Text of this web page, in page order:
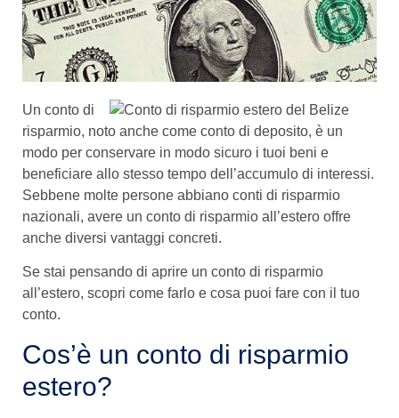
Un conto di
risparmio, noto anche come conto di deposito, è un
modo per conservare in modo sicuro i tuoi beni e
beneficiare allo stesso tempo dell’accumulo di interessi.
Sebbene molte persone abbiano conti di risparmio
nazionali, avere un conto di risparmio all’estero offre
anche diversi vantaggi concreti.
Se stai pensando di aprire un conto di risparmio
all’estero, scopri come farlo e cosa puoi fare con il tuo
conto.
Cos’è un conto di risparmio
estero?